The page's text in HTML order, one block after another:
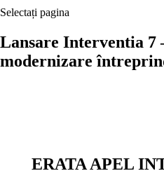
Selectați pagina
Lansare Interventia 7
modernizare
ERATA APEL